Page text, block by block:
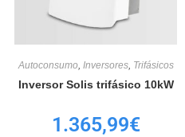
Autoconsumo, Inversores, Trifásicos
Inversor Solis trifásico 10kW
1.365,99€